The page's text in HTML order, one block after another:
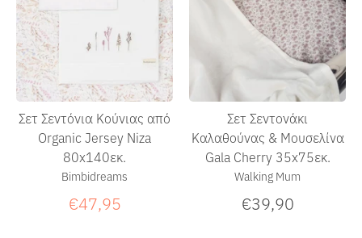
Σετ Σεντόνια Κούνιας από
Organic Jersey Niza
80x140εκ.
Bimbidreams
€47,95
Σετ Σεντονάκι
Καλαθούνας & Μουσελίνα
Gala Cherry 35x75εκ.
Walking Mum
€39,90